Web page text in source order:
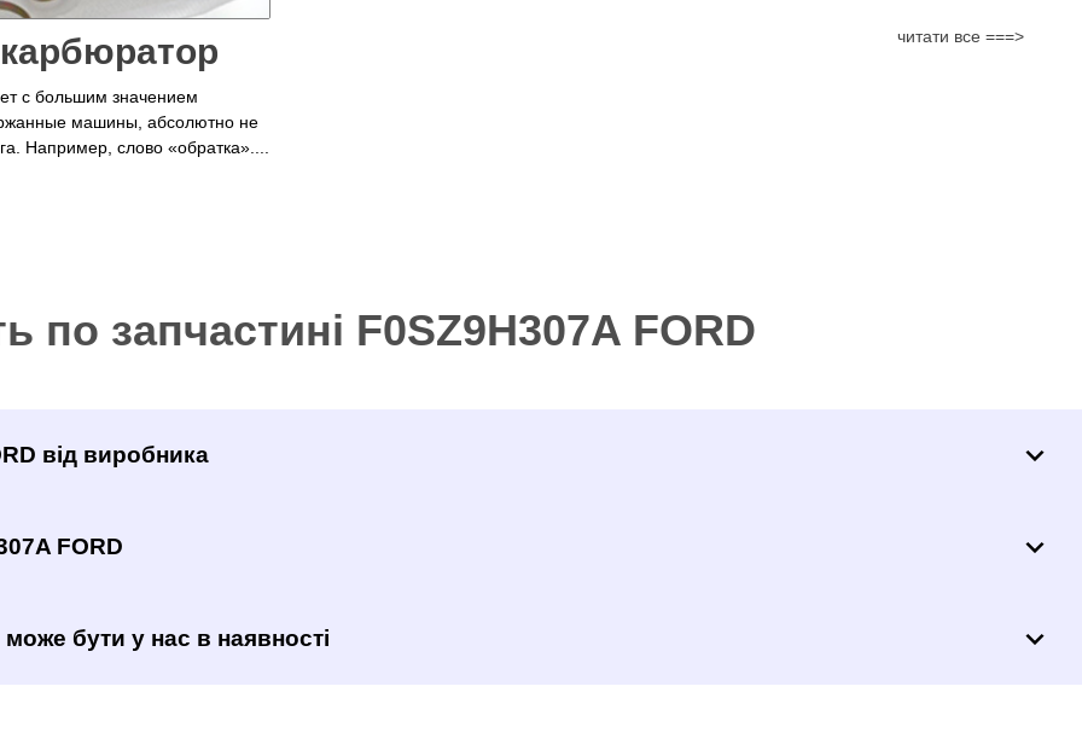
с большим значением
машины, абсолютно не
Например, слово «обратка»....
читати все ===>
по запчастині F0SZ9H307A FORD
від виробника
FORD
бути у нас в наявності